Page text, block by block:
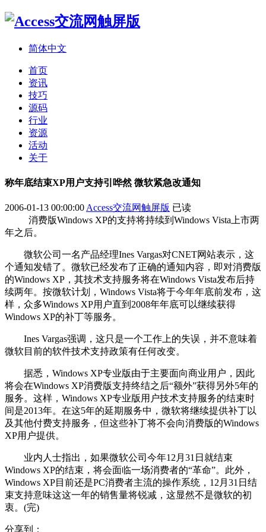
简体中文
首页
资讯
技巧
源码
行业
资源
活动
关于
称年底结束XP用户支持引哗然 微软紧急改通知
2006-01-13 00:00:00 Access交流网触屏版 已读
消费版Windows XP的支持将持续到Windows Vista上市两
年之后。
微软公司一名产品经理Ines Vargas对CNET网站表示，这
个通知发错了。微软已经发布了正确的通知内容，即对消费版
的Windows XP，其技术支持服务将在Windows Vista发布后持
续两年。按微软计划，Windows Vista将于今年年底前发布，这
样，众多Windows XP用户直到2008年年底可以继续获得
Windows XP的补丁等服务。
Ines Vargas强调，这只是一个工作上的失误，并不意味着
微软目前的软件技术支持政策有任何改变。
据悉，Windows XP专业版由于主要面向商业用户，因此
将会在Windows XP消费版支持终结之后“额外”获得另外5年的
服务。这样，Windows XP专业版用户技术支持服务的结束时
间是2013年。在这5年的延期服务中，微软将继续提供补丁以
及其他付费支持服务，但这些补丁将不会向消费版的Windows
XP用户提供。
业内人士指出，如果微软公司今年12月31日就结束
Windows XP的结束，将会面临一场消费者的“革命”。此外，
Windows XP目前还是PC消费者主流的操作系统，12月31日结
束支持意味这这一年的销售量将锐减，这显然不是微软的初
衷。(完)
分享到：